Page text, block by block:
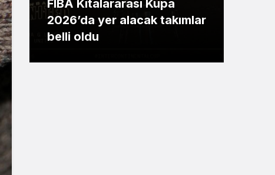
FIBA Kıtalararası Kupa
2026’da yer alacak takımlar
belli oldu